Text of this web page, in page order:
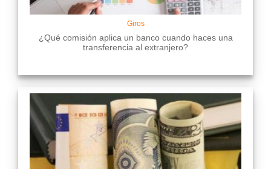
Giros
¿Qué comisión aplica un banco cuando haces una
transferencia al extranjero?